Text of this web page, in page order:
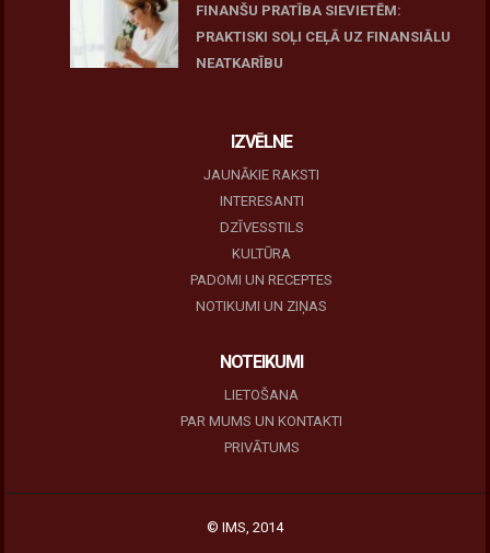
FINANŠU PRATĪBA SIEVIETĒM:
PRAKTISKI SOĻI CEĻĀ UZ FINANSIĀLU
NEATKARĪBU
IZVĒLNE
JAUNĀKIE RAKSTI
INTERESANTI
DZĪVESSTILS
KULTŪRA
PADOMI UN RECEPTES
NOTIKUMI UN ZIŅAS
NOTEIKUMI
LIETOŠANA
PAR MUMS UN KONTAKTI
PRIVĀTUMS
© IMS, 2014